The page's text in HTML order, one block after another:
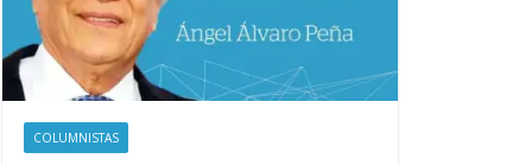
COLUMNISTAS